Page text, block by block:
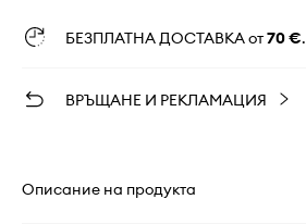
БЕЗПЛАТНА ДОСТАВКА от70 €.
ВРЪЩАНЕ И РЕКЛАМАЦИЯ
Описание на продукта